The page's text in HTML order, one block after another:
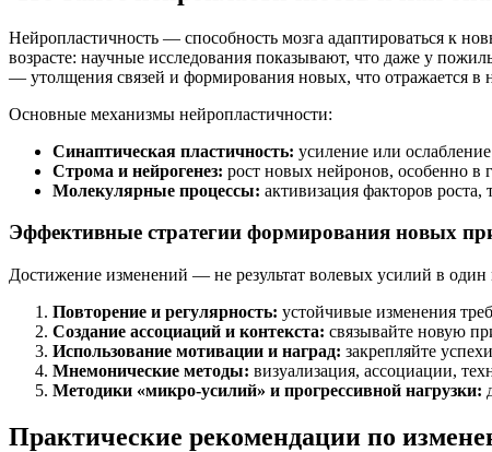
Нейропластичность — способность мозга адаптироваться к
возрасте: научные исследования показывают, что даже у
— утолщения связей и формирования новых, что отражается
Основные механизмы нейропластичности:
Синаптическая пластичность: усиление или
Строма и нейрогенез: рост новых нейронов, особенно в
Молекулярные процессы: активизация факторов
Эффективные стратегии формирования новых
Достижение изменений — не результат волевых усилий в
Повторение и регулярность: устойчивые изменения
Создание ассоциаций и контекста: связывайте новую
Использование мотивации и наград: закрепляйте
Мнемонические методы: визуализация, ассоциации,
Методики «микро-усилий» и прогрессивной нагрузки:
Практические рекомендации по